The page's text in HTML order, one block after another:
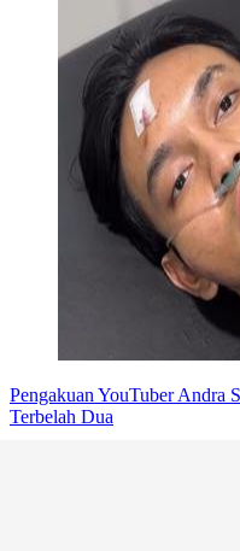
Pengakuan YouTuber Andra
Terbelah Dua